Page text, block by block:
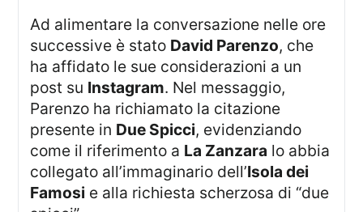
Ad alimentare la conversazione nelle ore
successive è stato David Parenzo, che
ha affidato le sue considerazioni a un
post su Instagram. Nel messaggio,
Parenzo ha richiamato la citazione
presente in Due Spicci, evidenziando
come il riferimento a La Zanzara lo abbia
collegato all’immaginario dell’Isola dei
Famosi e alla richiesta scherzosa di “due